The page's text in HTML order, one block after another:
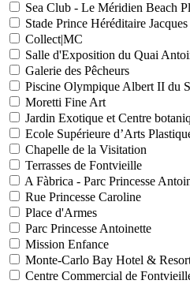
Sea Club - Le Méridien Beach
Stade Prince Héréditaire Jacques
Collect|MC
Salle d'Exposition du Quai
Galerie des Pêcheurs
Piscine Olympique Albert II du
Moretti Fine Art
Jardin Exotique et Centre
Ecole Supérieure d’Arts
Chapelle de la Visitation
Terrasses de Fontvieille
A Fàbrica - Parc Princesse
Rue Princesse Caroline
Place d'Armes
Parc Princesse Antoinette
Mission Enfance
Monte-Carlo Bay Hotel &
Centre Commercial de